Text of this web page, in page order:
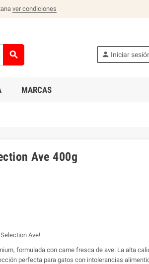
ver condiciones
search person Iniciar
MARCAS
Ave 400g
Ave!
formulada con carne fresca de ave. La alta
perfecta para gatos con intolerancias